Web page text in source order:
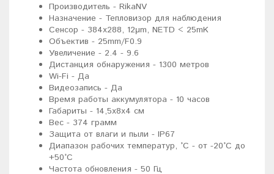
Производитель - RikaNV
Назначение - Тепловизор для наблюдения
Сенсор - 384x288, 12μm, NETD < 25mK
Объектив - 25mm/F0.9
Увеличение - 2.4 - 9.6
Дистанция обнаружения - 1300 метров
Wi-Fi - Да
Видеозапись - Да
Время работы аккумулятора - 10 часов
Габариты - 14,5х8х4 см
Вес - 374 грамм
Защита от влаги и пыли - IP67
Диапазон рабочих температур, °С - от -20°C до
+50°C
Частота обновления - 50 Гц